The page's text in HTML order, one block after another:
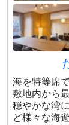
海を特等席
敷地内から
穏やかな湾
ど様々な海